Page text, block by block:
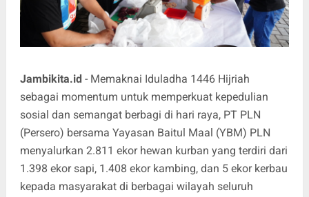
Jambikita.id- Memaknai Iduladha 1446 Hijriah
sebagai momentum untuk memperkuat kepedulian
sosial dan semangat berbagi di hari raya, PT PLN
(Persero) bersama Yayasan Baitul Maal (YBM) PLN
menyalurkan 2.811 ekor hewan kurban yang terdiri dari
1.398 ekor sapi, 1.408 ekor kambing, dan 5 ekor kerbau
kepada masyarakat di berbagai wilayah seluruh